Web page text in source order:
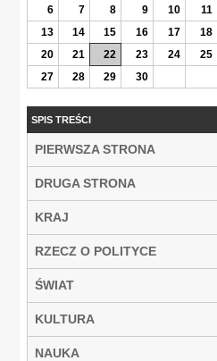
6
7 8 9 10 11
13
14 15 16 17 18
20
21 22 23 24 25
27
28 29 30
SPIS TREŚCI
PIERWSZA STRONA
DRUGA STRONA
KRAJ
RZECZ O POLITYCE
ŚWIAT
KULTURA
NAUKA